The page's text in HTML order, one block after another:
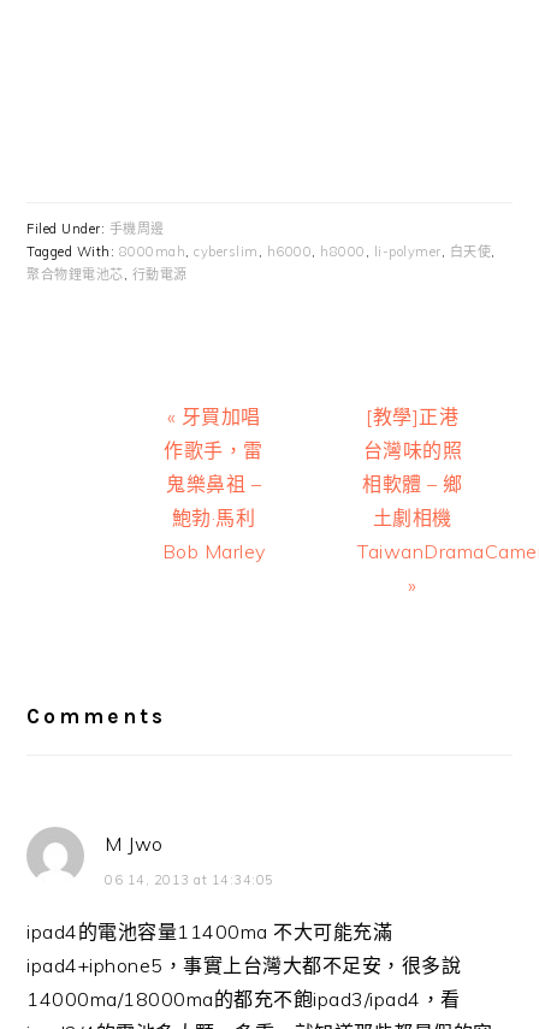
Filed Under: 手機周邊
Tagged With: 8000mah ,cyberslim h6000 h8000 li-polymer 白天使
聚合物鋰電池芯 行動電源
Previous
Post:
« 牙買加唱
作歌手，雷
鬼樂鼻祖 –
鮑勃·馬利
Bob Marley
Next
Post:
[教學]正港
台灣味的照
相軟體 – 鄉
土劇相機
»
Comments
M Jwo
06 14, 2013 at 14:34:05
ipad4的電池容量11400ma 不大可能充滿
ipad4+iphone5，事實上台灣大都不足安，很多說
14000ma/18000ma的都充不飽ipad3/ipad4，看